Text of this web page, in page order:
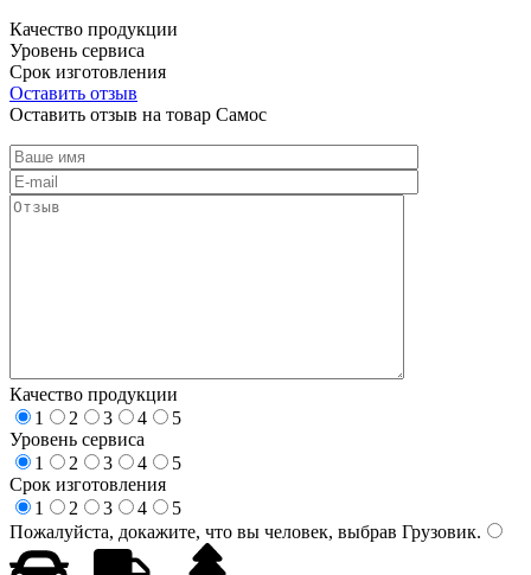
Качество продукции
Уровень сервиса
Срок изготовления
Оставить отзыв
Оставить отзыв на товар Самос
Качество продукции
1
2 3 4
5
Уровень сервиса
1
2 3 4
5
Срок изготовления
1
2 3 4
5
Пожалуйста, докажите, что вы человек, выбрав Грузовик.